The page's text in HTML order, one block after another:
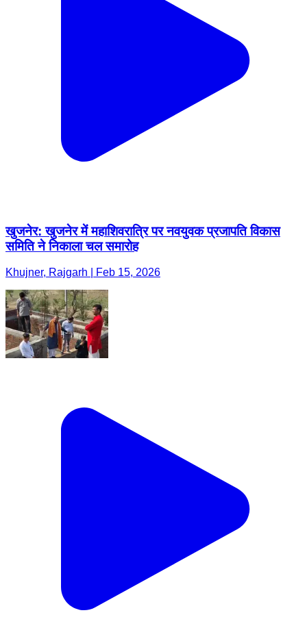
खुजनेर: खुजनेर में महाशिवरात्रि पर नवयुवक प्रजापति विकास
समिति ने निकाला चल समारोह
Khujner, Rajgarh | Feb 15, 2026